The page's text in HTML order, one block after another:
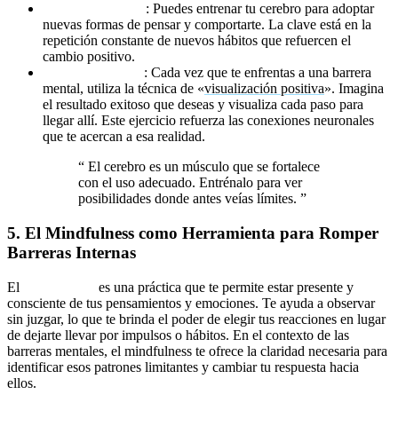
: Puedes entrenar tu cerebro para adoptar
nuevas formas de pensar y comportarte. La clave está en la
repetición constante de nuevos hábitos que refuercen el
cambio positivo.
: Cada vez que te enfrentas a una barrera
mental, utiliza la técnica de «visualización positiva». Imagina
el resultado exitoso que deseas y visualiza cada paso para
llegar allí. Este ejercicio refuerza las conexiones neuronales
que te acercan a esa realidad.
“ El cerebro es un músculo que se fortalece
con el uso adecuado. Entrénalo para ver
posibilidades donde antes veías límites. ”
5. El Mindfulness como Herramienta para Romper
Barreras Internas
El
es una práctica que te permite estar presente y
consciente de tus pensamientos y emociones. Te ayuda a observar
sin juzgar, lo que te brinda el poder de elegir tus reacciones en lugar
de dejarte llevar por impulsos o hábitos. En el contexto de las
barreras mentales, el mindfulness te ofrece la claridad necesaria para
identificar esos patrones limitantes y cambiar tu respuesta hacia
ellos.